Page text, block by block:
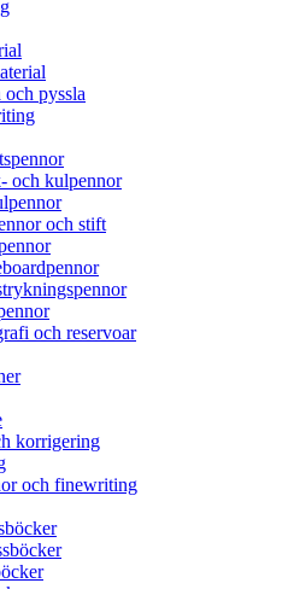
pyssla
och kulpennor
och stift
och reservoar
korrigering
och finewriting